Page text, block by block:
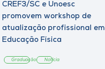
CREF3/SC e Unoesc
promovem workshop de
atualização profissional em
Educação Física
Graduação Notícia